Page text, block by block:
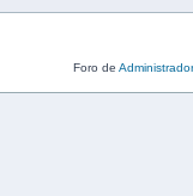
Foro de